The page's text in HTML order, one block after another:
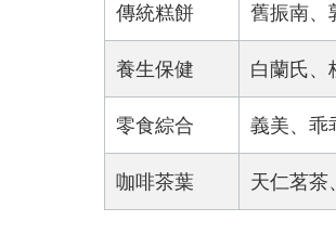
傳統糕餅 舊振南、
養生保健 白蘭氏、
零食綜合 義美、乖
咖啡茶葉 天仁茗茶